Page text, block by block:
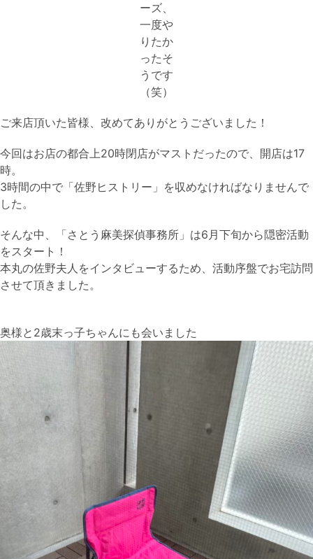
ーズ、
一度や
りたか
ったそ
うです
（笑）
ご来店頂いた皆様、改めてありがとうございました！
今回はお店の都合上20時閉店がマストだったので、開店は17
時。
3時間の中で「佐野ヒストリー」を収めなければなりませんで
した。
そんな中、「さとう麻美探偵事務所」は6月下旬から隠密活動
をスタート！
本丸の佐野夫人をインタビューするため、活動序盤でお宅訪問
させて頂きました。
奥様と2歳末っ子ちゃんにも会いました